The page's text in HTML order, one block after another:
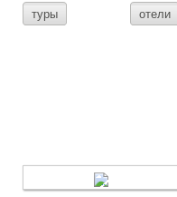
туры отели